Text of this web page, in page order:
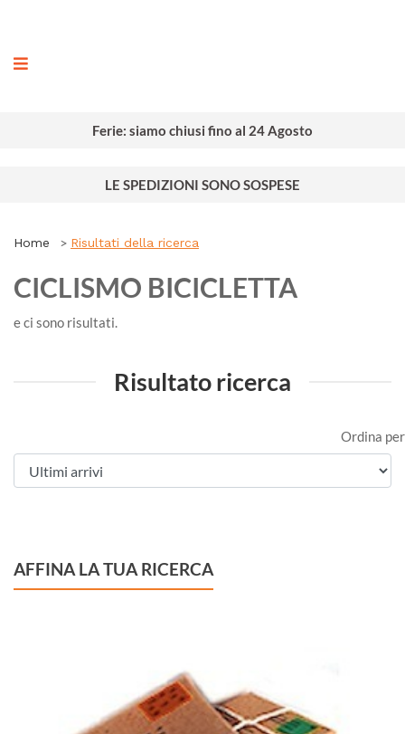
Ferie: siamo chiusi fino al 24 Agosto
LE SPEDIZIONI SONO SOSPESE
Home Risultati della ricerca
CICLISMO BICICLETTA
e ci sono risultati.
Risultato ricerca
AFFINA LA TUA RICERCA
Ordina per